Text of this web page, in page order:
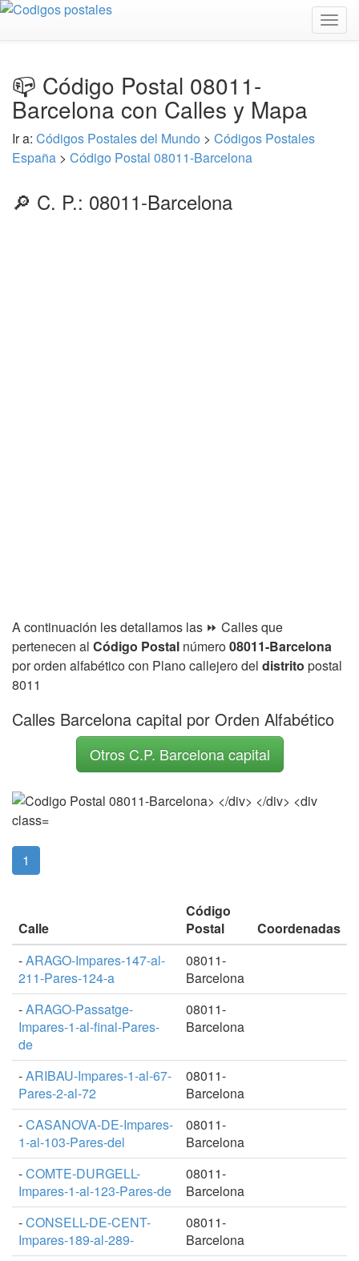
📪 Código Postal 08011-
Barcelona con Calles y Mapa
Ir a: Códigos Postales del Mundo > Códigos Postales
España > Código Postal 08011-Barcelona
🔎 C. P.: 08011-Barcelona
A continuación les detallamos las ⏩ Calles que
pertenecen al Código Postal número08011-Barcelona
por orden alfabético con Plano callejero del distrito postal
8011
Calles Barcelona capital por Orden Alfabético
Otros C.P. Barcelona capital
1
Calle
Código
Postal
Coordenadas
-ARAGO-Impares-147-al-
211-Pares-124-a
08011-
Barcelona
-ARAGO-Passatge-
Impares-1-al-final-Pares-
de
08011-
Barcelona
-ARIBAU-Impares-1-al-67-
Pares-2-al-72
08011-
Barcelona
-CASANOVA-DE-Impares-
1-al-103-Pares-del
08011-
Barcelona
-COMTE-DURGELL-
Impares-1-al-123-Pares-de
08011-
Barcelona
-CONSELL-DE-CENT-
Impares-189-al-289-
08011-
Barcelona